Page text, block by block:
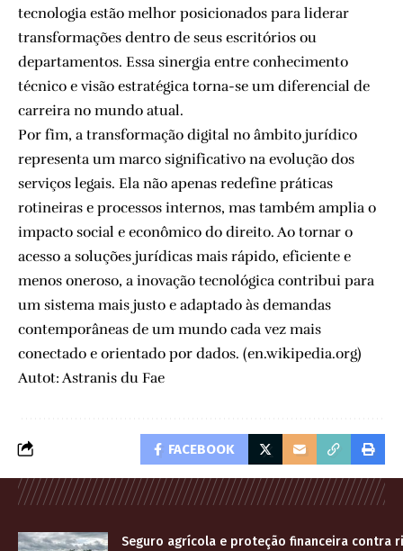
tecnologia estão melhor posicionados para liderar
transformações dentro de seus escritórios ou
departamentos. Essa sinergia entre conhecimento
técnico e visão estratégica torna-se um diferencial de
carreira no mundo atual.
Por fim, a transformação digital no âmbito jurídico
representa um marco significativo na evolução dos
serviços legais. Ela não apenas redefine práticas
rotineiras e processos internos, mas também amplia o
impacto social e econômico do direito. Ao tornar o
acesso a soluções jurídicas mais rápido, eficiente e
menos oneroso, a inovação tecnológica contribui para
um sistema mais justo e adaptado às demandas
contemporâneas de um mundo cada vez mais
conectado e orientado por dados. (en.wikipedia.org)
Autot: Astranis du Fae
FACEBOOK
Seguro agrícola e proteção financeira contra